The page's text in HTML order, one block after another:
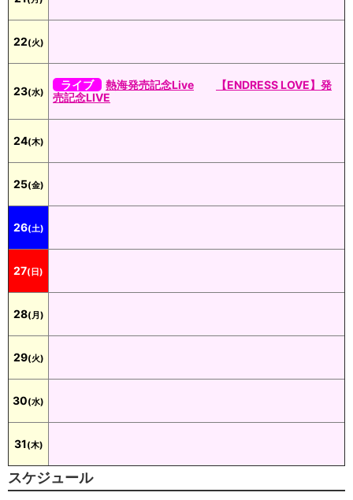
22(火)
23(水)
ライブ 熱海発売記念Live
【ENDRESS LOVE】発
売記念LIVE
24(木)
25(金)
26(土)
27(日)
28(月)
29(火)
30(水)
31(木)
スケジュール